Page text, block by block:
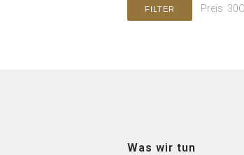
FILTER Preis:
Was wir tun